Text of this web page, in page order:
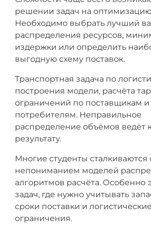
решении задач на
Необходимо выбрать лучший
распределения ресурсов,
издержки или определить
выгодную схему поставок.
Транспортная задача по
построения модели, расчёта
ограничений по поставщикам и
потребителям. Неправильное
распределение объёмов ведёт
результату.
Многие студенты сталкиваются
непониманием моделей
алгоритмов расчёта. Особенно
задач, где нужно учитывать
сроки поставки и логистические
ограничения.